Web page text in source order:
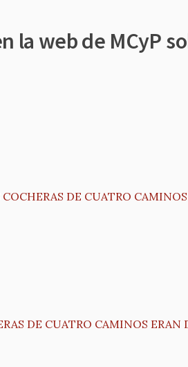
la web de MCyP
DE CUATRO
DE CUATRO CAMINOS